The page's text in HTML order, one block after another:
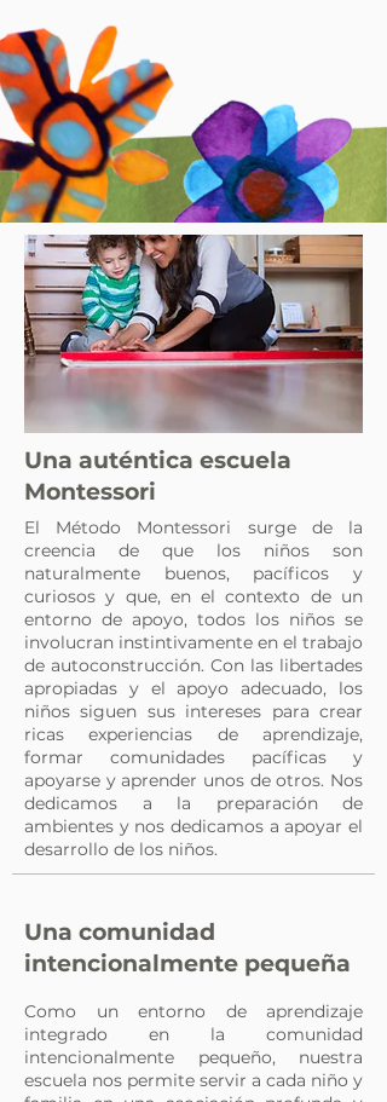
Una auténtica escuela
Montessori
El Método Montessori surge de la
creencia de que los niños son
naturalmente buenos, pacíficos y
curiosos y que, en el contexto de un
entorno de apoyo, todos los niños se
involucran instintivamente en el trabajo
de autoconstrucción. Con las libertades
apropiadas y el apoyo adecuado, los
niños siguen sus intereses para crear
ricas experiencias de aprendizaje,
formar comunidades pacíficas y
apoyarse y aprender unos de otros. Nos
dedicamos a la preparación de
ambientes y nos dedicamos a apoyar el
desarrollo de los niños.
Una comunidad
intencionalmente pequeña
Como un entorno de aprendizaje
integrado en la comunidad
intencionalmente pequeño, nuestra
escuela nos permite servir a cada niño y